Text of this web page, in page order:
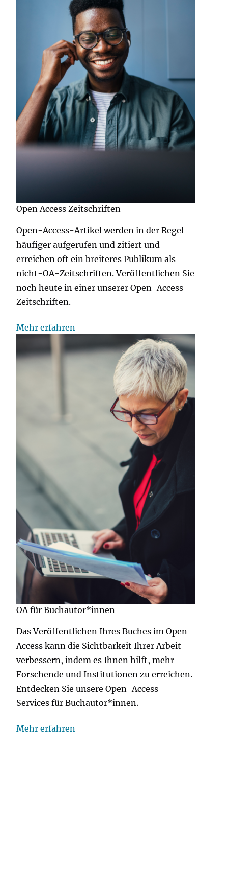
Open Access Zeitschriften
Open-Access-Artikel werden in der Regel
häufiger aufgerufen und zitiert und
erreichen oft ein breiteres Publikum als
nicht-OA-Zeitschriften. Veröffentlichen Sie
noch heute in einer unserer Open-Access-
Zeitschriften.
Mehr erfahren
OA für Buchautor*innen
Das Veröffentlichen Ihres Buches im Open
Access kann die Sichtbarkeit Ihrer Arbeit
verbessern, indem es Ihnen hilft, mehr
Forschende und Institutionen zu erreichen.
Entdecken Sie unsere Open-Access-
Services für Buchautor*innen.
Mehr erfahren